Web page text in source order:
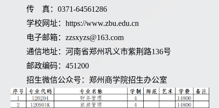
传 真：0371-64561286
学校网址：https://www.zbu.edu.cn
电子邮箱：zzsxyzs@163.com
通信地址：河南省郑州巩义市紫荆路136号
邮政编码：451200
招生微信公众号：郑州商学院招生办公室